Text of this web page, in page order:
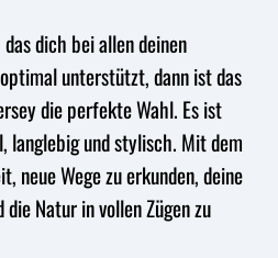
dich bei allen deinen
unterstützt, dann ist das
die perfekte Wahl. Es ist
und stylisch. Mit dem
neue Wege zu erkunden, deine
Natur in vollen Zügen zu